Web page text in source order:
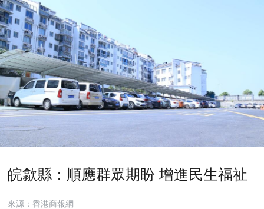
皖歙縣：順應群眾期盼 增進民生福祉
來源：香港商報網